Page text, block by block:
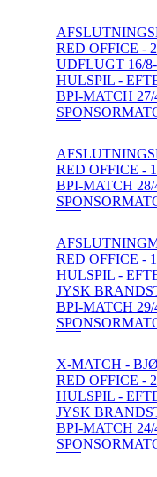
RED OFFICE -
UDFLUGT 16/
HULSPIL -
BPI-MATCH 27/
RED OFFICE -
BPI-MATCH 28/
RED OFFICE -
HULSPIL -
JYSK
BPI-MATCH 29/
X-MATCH -
RED OFFICE -
HULSPIL -
JYSK
BPI-MATCH 24/